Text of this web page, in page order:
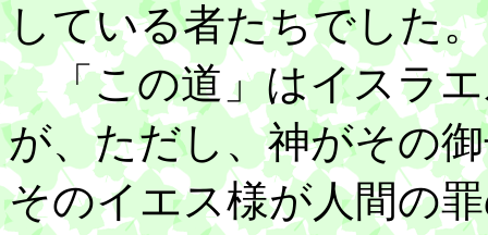
している者たちでした。
「この道」はイスラエ
が、ただし、神がその
そのイエス様が人間の